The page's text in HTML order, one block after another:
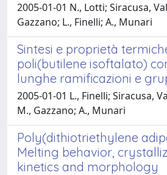
2005-01-01 N., Lotti; Siracusa,
Gazzano; L., Finelli; A., Munari
Sintesi e proprietà
poli(butilene isoftalato)
lunghe ramificazioni e
2005-01-01 L., Finelli; Siracusa,
M., Gazzano; A., Munari
Poly(dithiotriethylene
Melting behavior,
kinetics and morphology